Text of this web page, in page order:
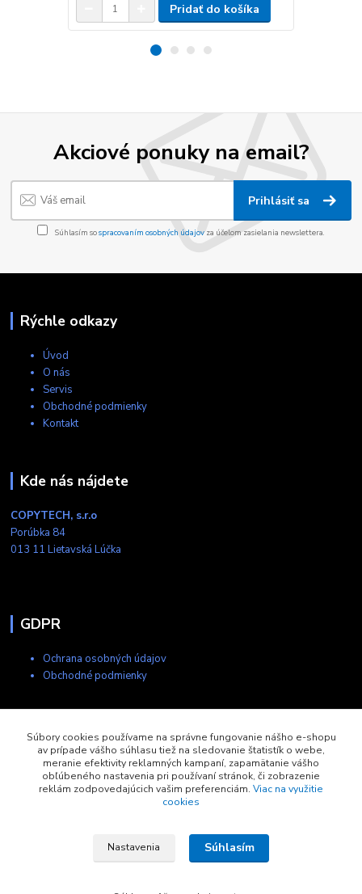
Pridať do košíka
Akciové ponuky na email?
Prihlásiť sa
Súhlasím sospracovaním osobných údajov za účelom zasielania newslettera.
Rýchle odkazy
Úvod
O nás
Servis
Obchodné podmienky
Kontakt
Kde nás nájdete
COPYTECH, s.r.o
Porúbka 84
013 11 Lietavská Lúčka
GDPR
Ochrana osobných údajov
Obchodné podmienky
Kontakty
+421 903 704 275
8:00-17:00
Súbory cookies používame na správne fungovanie nášho e-shopu
av prípade vášho súhlasu tiež na sledovanie štatistík o webe,
meranie efektivity reklamných kampaní, zapamätanie vášho
obľúbeného nastavenia pri používaní stránok, či zobrazenie
reklám zodpovedajúcich vašim preferenciám. Viac na využitie
cookies
Nastavenia Súhlasím